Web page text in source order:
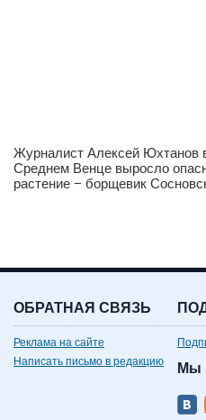
Журналист Алексей Юхтанов
Среднем Венце выросло
растение − борщевик
ОБРАТНАЯ СВЯЗЬ
Реклама на сайте
Написать письмо в редакцию
Мы